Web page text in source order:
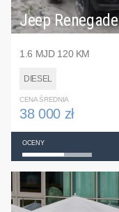
Jeep Renegade
1.6 MJD 120 KM
DIESEL
CENA ŚREDNIA
38 000 zł
OCENY